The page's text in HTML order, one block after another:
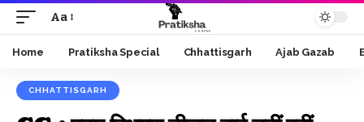
Font
Resizer
Aa
Home Pratiksha Special Chhattisgarh Ajab Gazab
CHHATTISGARH